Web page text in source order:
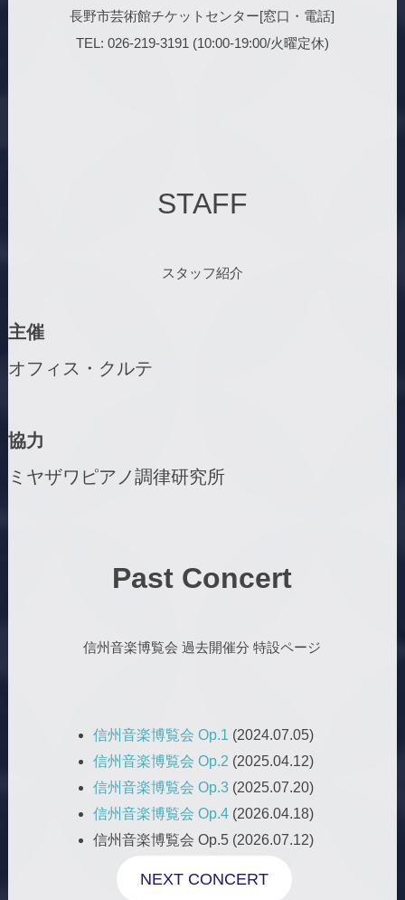
長野市芸術館チケットセンター[窓口・電話]
TEL: 026-219-3191 (10:00-19:00/火曜定休)
STAFF
スタッフ紹介
主催
オフィス・クルテ
協力
ミヤザワピアノ調律研究所
Past Concert
信州音楽博覧会 過去開催分 特設ページ
信州音楽博覧会 Op.1 (2024.07.05)
信州音楽博覧会 Op.2 (2025.04.12)
信州音楽博覧会 Op.3(2025.07.20)
信州音楽博覧会 Op.4(2026.04.18)
信州音楽博覧会 Op.5 (2026.07.12)
NEXT CONCERT